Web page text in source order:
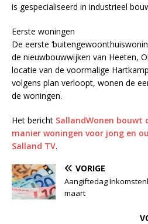
is gespecialiseerd in industrieel
Eerste woningen
De eerste
de nieuwbouwwijken van Heeten,
locatie van de voormalige
volgens plan verloopt, wonen de
de woningen.
Het bericht SallandWonen bouwt
manier woningen voor jong en
Salland TV.
VORIGE
Aangiftedag
maart